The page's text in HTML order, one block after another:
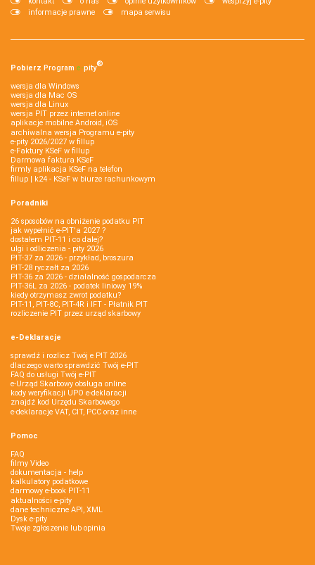
informacje prawne
mapa serwisu
Pobierz Program e‑pity®
wersja dla Windows
wersja dla Mac OS
wersja dla Linux
wersja PIT przez internet online
aplikacje mobilne Android, iOS
archiwalna wersja Programu e-pity
e-pity 2026/2027 w fillup
e‑Faktury KSeF w fillup
Darmowa faktura KSeF
firmly aplikacja KSeF na telefon
fillup | k24 - KSeF w biurze rachunkowym
Poradniki
26 sposobów na obniżenie podatku PIT
jak wypełnić e-PIT'a 2027 ?
dostałem PIT-11 i co dalej?
ulgi i odliczenia - pity 2026
PIT-37 za 2026 - przykład, broszura
PIT-28 ryczałt za 2026
PIT-36 za 2026 - działalność gospodarcza
PIT-36L za 2026 - podatek liniowy 19%
kiedy otrzymasz zwrot podatku?
PIT-11, PIT-8C, PIT-4R i IFT - Płatnik PIT
rozliczenie PIT przez urząd skarbowy
e-Deklaracje
sprawdź i rozlicz Twój e PIT 2026
dlaczego warto sprawdzić Twój e-PIT
FAQ do usługi Twój e-PIT
e-Urząd Skarbowy obsługa online
kody weryfikacji UPO e-deklaracji
znajdź kod Urzędu Skarbowego
e-deklaracje VAT, CIT, PCC oraz inne
Pomoc
FAQ
filmy Video
dokumentacja - help
kalkulatory podatkowe
darmowy e-book PIT-11
aktualności e-pity
dane techniczne API, XML
Dysk e-pity
Twoje zgłoszenie lub opinia